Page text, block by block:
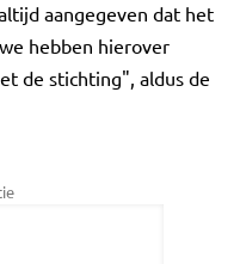
aangegeven dat het
hebben hierover
de stichting", aldus de